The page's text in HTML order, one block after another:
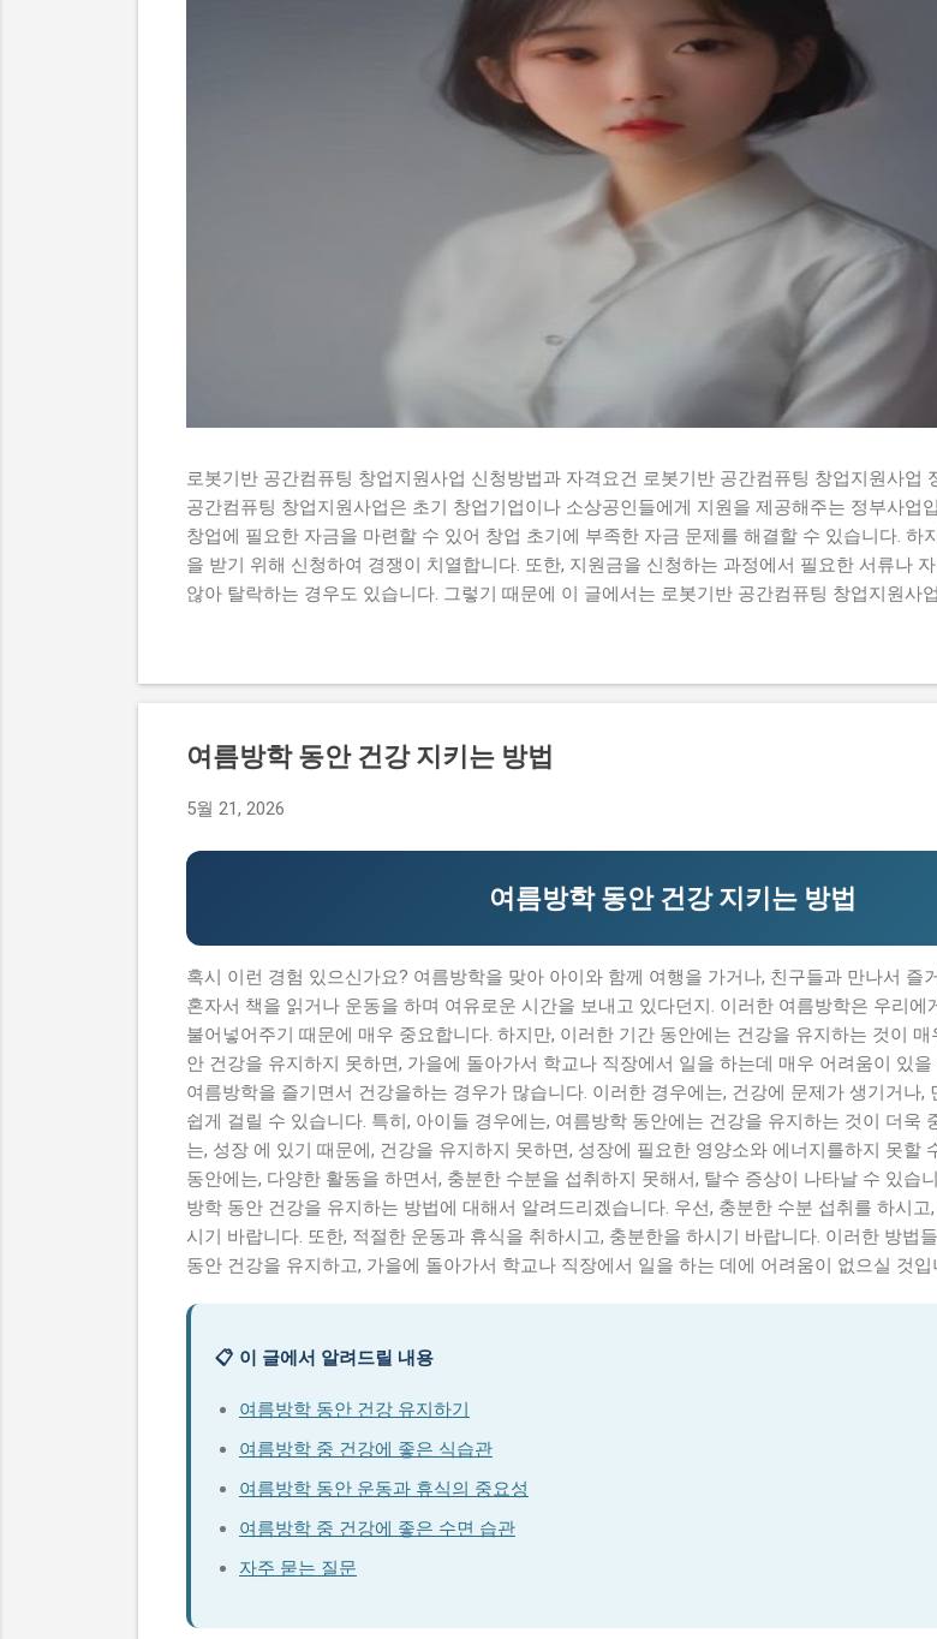
로봇기반 공간컴퓨팅 창업지원사업 신청방법과 자격요건 로봇기반 공간컴퓨팅 창업지원사업
공간컴퓨팅 창업지원사업은 초기 창업기업이나 소상공인들에게 지원을 제공해주는 정부사업
창업에 필요한 자금을 마련할 수 있어 창업 초기에 부족한 자금 문제를 해결할 수 있습니다. 하
을 받기 위해 신청하여 경쟁이 치열합니다. 또한, 지원금을 신청하는 과정에서 필요한 서류나
않아 탈락하는 경우도 있습니다. 그렇기 때문에 이 글에서는 로봇기반 공간컴퓨팅 창업지원사
수 있어 창업에 큰 도움이 됩니다. 그렇기 때문에 이 글에서는 실제로 지원금을 받은 사람들의
점도 설명하고자 합니다. 이 글에서 다루고자 하는 내용은 로봇기반 공간컴퓨팅 창업지원사업
컴퓨팅 창업지원사업에 대한 모든 것을 알 수 있을 것입니다. 지금 신청하러 가기 📋 목차 이
기반 공간컴퓨팅 창업지원사업이 뭔지 로봇기반 공간컴퓨팅 창업지원사업은 로봇기반 기술을
업이나 소상공인들에게 지원을 제공해주는 정부사업입니다. 이 지원금을 받으면 창업 초기에
여름방학 동안 건강 지키는 방법
5월 21, 2026
여름방학 동안 건강 지키는 방법
혹시 이런 경험 있으신가요? 여름방학을 맞아 아이와 함께 여행을 가거나, 친구들과 만나서 즐
혼자서 책을 읽거나 운동을 하며 여유로운 시간을 보내고 있다던지. 이러한 여름방학은 우리에
불어넣어주기 때문에 매우 중요합니다. 하지만, 이러한 기간 동안에는 건강을 유지하는 것이
안 건강을 유지하지 못하면, 가을에 돌아가서 학교나 직장에서 일을 하는데 매우 어려움이 있을
여름방학을 즐기면서 건강을하는 경우가 많습니다. 이러한 경우에는, 건강에 문제가 생기거나,
쉽게 걸릴 수 있습니다. 특히, 아이들 경우에는, 여름방학 동안에는 건강을 유지하는 것이 더욱
는, 성장 에 있기 때문에, 건강을 유지하지 못하면, 성장에 필요한 영양소와 에너지를하지 못할
동안에는, 다양한 활동을 하면서, 충분한 수분을 섭취하지 못해서, 탈수 증상이 나타날 수 있습
방학 동안 건강을 유지하는 방법에 대해서 알려드리겠습니다. 우선, 충분한 수분 섭취를 하시
시기 바랍니다. 또한, 적절한 운동과 휴식을 취하시고, 충분한을 하시기 바랍니다. 이러한 방법
동안 건강을 유지하고, 가을에 돌아가서 학교나 직장에서 일을 하는 데에 어려움이 없으실 것입
📋 이 글에서 알려드릴 내용
여름방학 동안 건강 유지하기
여름방학 중 건강에 좋은 식습관
여름방학 동안 운동과 휴식의 중요성
여름방학 중 건강에 좋은 수면 습관
자주 묻는 질문